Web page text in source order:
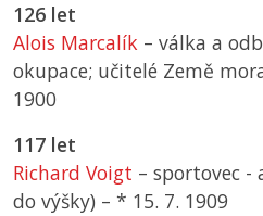
126 let
Alois Marcalík – válka a
okupace; učitelé Země
1900
117 let
Richard Voigt – sportovec
do výšky) – * 15. 7. 1909